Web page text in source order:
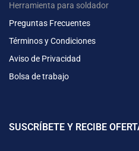
Herramienta para soldador
Preguntas Frecuentes
Términos y Condiciones
Aviso de Privacidad
Bolsa de trabajo
SUSCRÍBETE Y RECIBE